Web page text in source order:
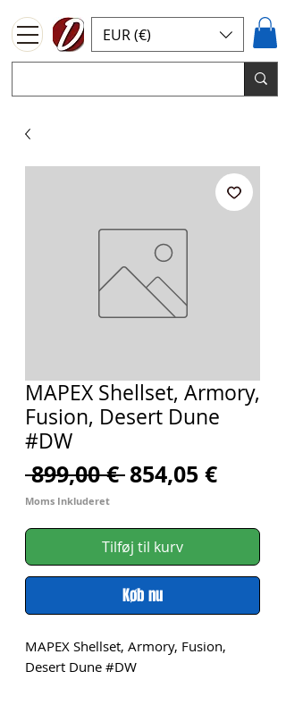
EUR (€)
MAPEX Shellset, Armory,
Fusion, Desert Dune
#DW
899,00 € Regulær
854,05 €
Moms Inkluderet
Tilføj til kurv
Køb nu
MAPEX Shellset, Armory, Fusion,
Desert Dune #DW